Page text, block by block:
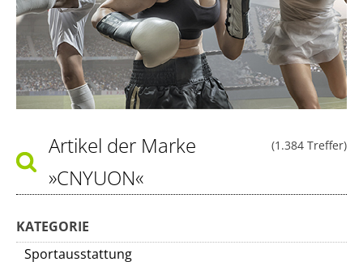
(1.384 Treffer)
Artikel der Marke
»CNYUON«
KATEGORIE
Sportausstattung